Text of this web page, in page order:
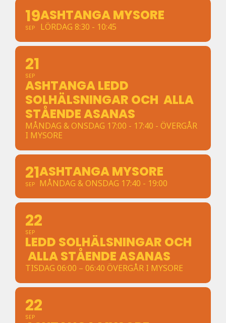
19
SEP
ASHTANGA MYSORE
LÖRDAG 8:30 - 10:45
21
SEP
ASHTANGA LEDD
SOLHÄLSNINGAR OCH ALLA
STÅENDE ASANAS
MÅNDAG & ONSDAG 17:00 - 17:40 - ÖVERGÅR
I MYSORE
21
SEP
ASHTANGA MYSORE
MÅNDAG & ONSDAG 17:40 - 19:00
22
SEP
LEDD SOLHÄLSNINGAR OCH
ALLA STÅENDE ASANAS
TISDAG 06:00 – 06:40 ÖVERGÅR I MYSORE
22
SEP